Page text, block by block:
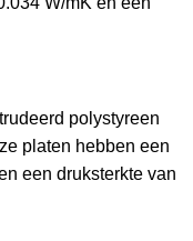
polystyreen
platen hebben een
een druksterkte van